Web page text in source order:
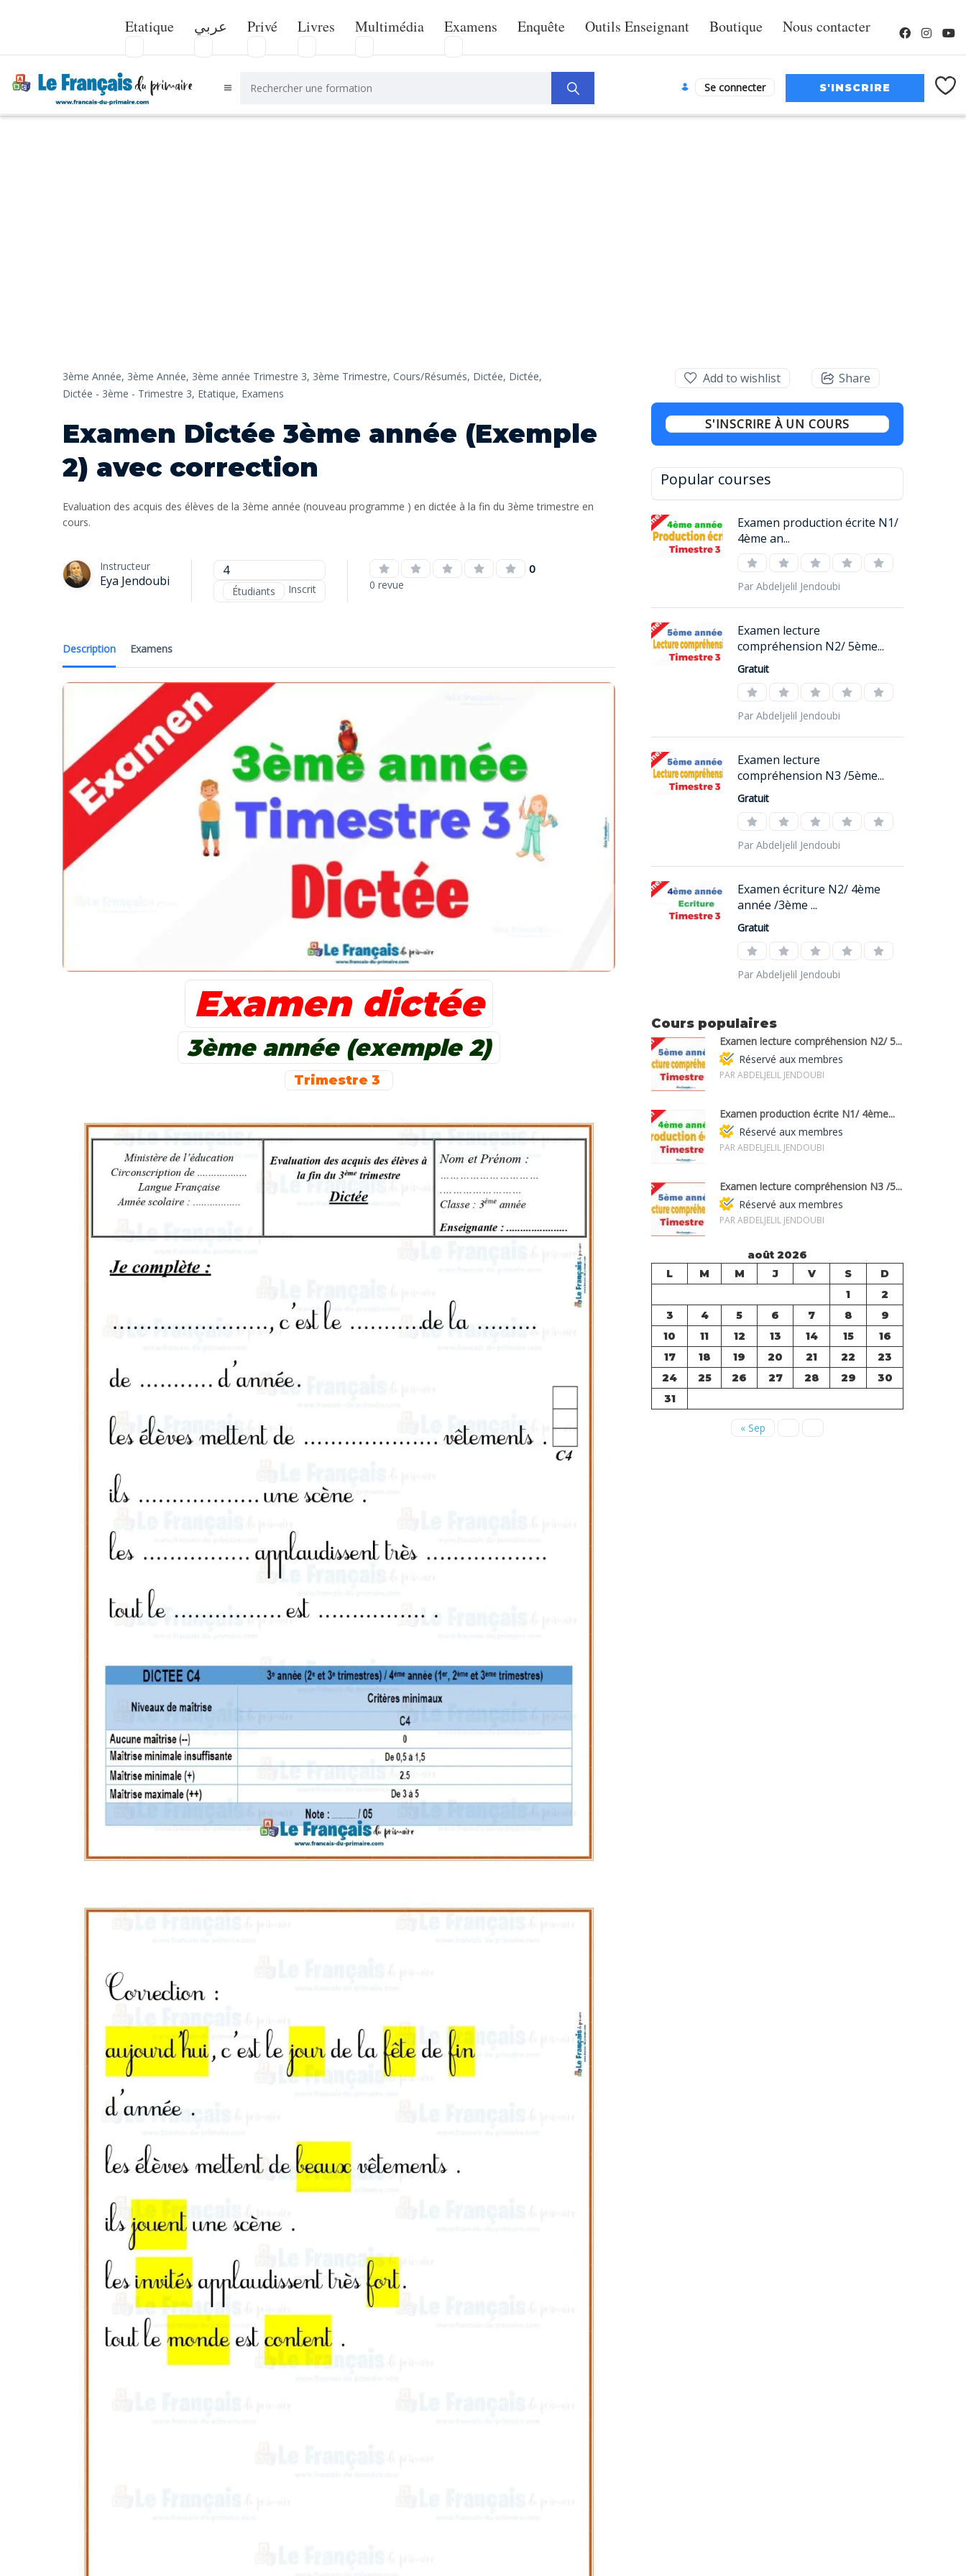
Etatique عربي Privé Livres Multimédia Examens Enquête Outils Enseignant Boutique Nous contacter
Se connecter
3ème Année, 3ème Année, 3ème année Trimestre 3, 3ème Trimestre, Cours/Résumés, Dictée, Dictée,
Dictée - 3ème - Trimestre 3, Etatique, Examens
Examen Dictée 3ème année (Exemple
2) avec correction
Evaluation des acquis des élèves de la 3ème année (nouveau programme ) en dictée à la fin du 3ème trimestre en
cours.
Instructeur
Eya Jendoubi
4
Étudiants Inscrit
0
0 revue
Description Examens
Examen dictée
3ème année (exemple 2)
Trimestre 3
Add to wishlist Share
S'INSCRIRE À UN COURS
Popular courses
Examen production écrite N1/
4ème an...
Par Abdeljelil Jendoubi
Examen lecture
compréhension N2/ 5ème...
Gratuit
Par Abdeljelil Jendoubi
Examen lecture
compréhension N3 /5ème...
Gratuit
Par Abdeljelil Jendoubi
Examen écriture N2/ 4ème
année /3ème ...
Gratuit
Par Abdeljelil Jendoubi
Cours populaires
Examen lecture compréhension N2/ 5...
Réservé aux membres
PAR ABDELJELIL JENDOUBI
Examen production écrite N1/ 4ème...
Réservé aux membres
PAR ABDELJELIL JENDOUBI
Examen lecture compréhension N3 /5...
Réservé aux membres
PAR ABDELJELIL JENDOUBI
août 2026
L
M M J V S
D
1
2
3
4 5 6 7 8
9
10
11 12 13 14 15
16
17
18 19 20 21 22
23
24
25 26 27 28 29
30
31
« Sep